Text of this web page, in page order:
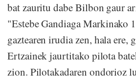
bat zauritu dabe Bilbon gaur
"Estebe Gandiaga Markinako
gaztearen irudia zen, hala ere,
Ertzainek jaurtitako pilota
zion. Pilotakadaren ondorioz